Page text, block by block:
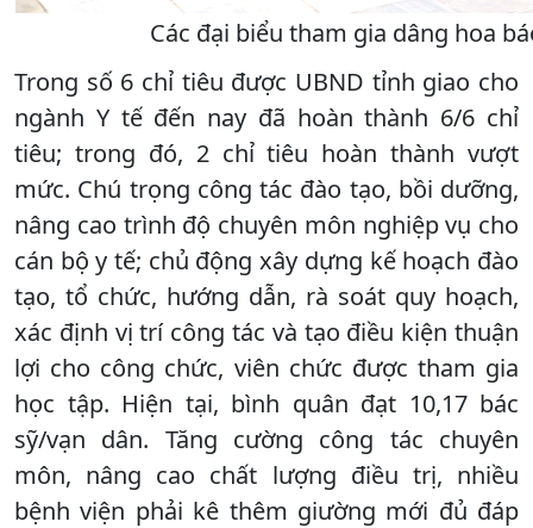
Các đại biểu tham gia dâng hoa
Trong số 6 chỉ tiêu được UBND tỉnh giao cho
ngành Y tế đến nay đã hoàn thành 6/6 chỉ
tiêu; trong đó, 2 chỉ tiêu hoàn thành vượt
mức. Chú trọng công tác đào tạo, bồi dưỡng,
nâng cao trình độ chuyên môn nghiệp vụ cho
cán bộ y tế; chủ động xây dựng kế hoạch đào
tạo, tổ chức, hướng dẫn, rà soát quy hoạch,
xác định vị trí công tác và tạo điều kiện thuận
lợi cho công chức, viên chức được tham gia
học tập. Hiện tại, bình quân đạt 10,17 bác
sỹ/vạn dân. Tăng cường công tác chuyên
môn, nâng cao chất lượng điều trị, nhiều
bệnh viện phải kê thêm giường mới đủ đáp